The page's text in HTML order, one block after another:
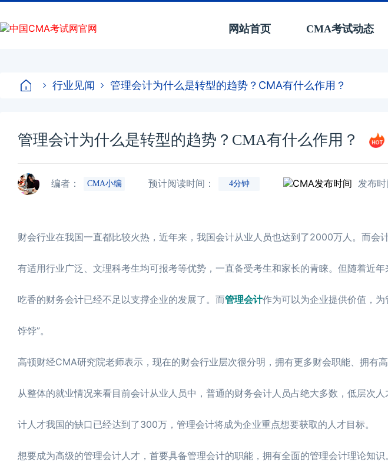
网站首页
CMA考试动态
行业见闻 管理会计为什么是转型的趋势？CMA有什么作用？
管理会计为什么是转型的趋势？CMA有什么作用？
编者： CMA小编 预计阅读时间： 4分钟 发布时
财会行业在我国一直都比较火热，近年来，我国会计从业人员也达到了2000万人。而会
有适用行业广泛、文理科考生均可报考等优势，一直备受考生和家长的青睐。但随着近
吃香的财务会计已经不足以支撑企业的发展了。而管理会计作为可以为企业提供价值，
饽饽”。
高顿财经CMA研究院老师表示，现在的财会行业层次很分明，拥有更多财会职能、拥有
从整体的就业情况来看目前会计从业人员中，普通的财务会计人员占绝大多数，低层次
计人才我国的缺口已经达到了300万，管理会计将成为企业重点想要获取的人才目标。
想要成为高级的管理会计人才，首要具备管理会计的职能，拥有全面的管理会计理论知